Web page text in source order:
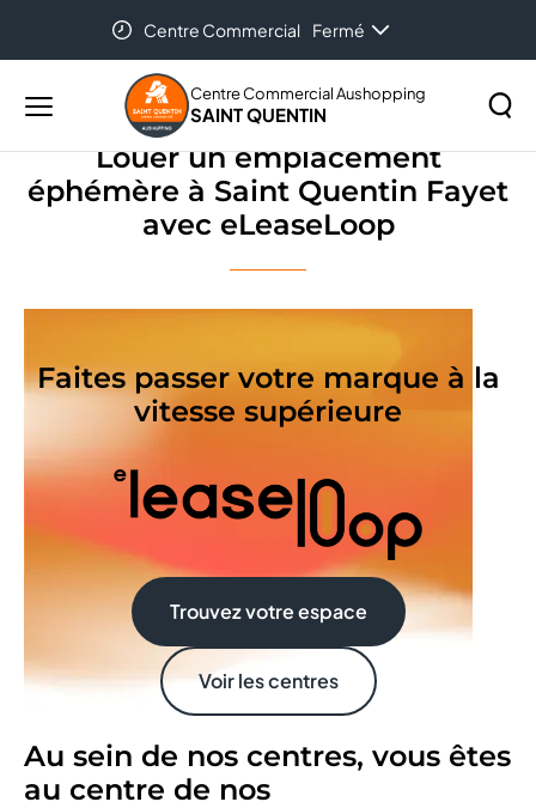
Centre Commercial Fermé
Menu
principal
Centre Commercial Aushopping
SAINT QUENTIN
Rechercher
sur
Lancer
Louer un emplacement éphémère à Saint Quentin
Fayet avec eLeaseLoop
Louer un emplacement
éphémère à Saint Quentin Fayet
avec eLeaseLoop
Faites passer votre marque à la
vitesse supérieure
Trouvez votre espace
Voir les centres
Au sein de nos centres, vous êtes
au centre de nos